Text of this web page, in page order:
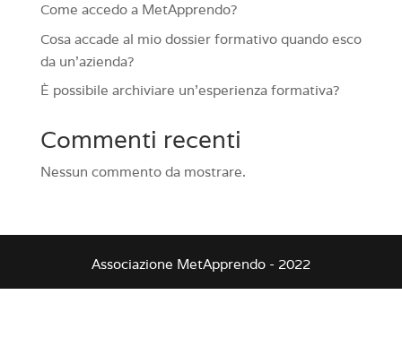
Come accedo a MetApprendo?
Cosa accade al mio dossier formativo quando esco
da un’azienda?
È possibile archiviare un’esperienza formativa?
Commenti recenti
Nessun commento da mostrare.
Associazione MetApprendo - 2022